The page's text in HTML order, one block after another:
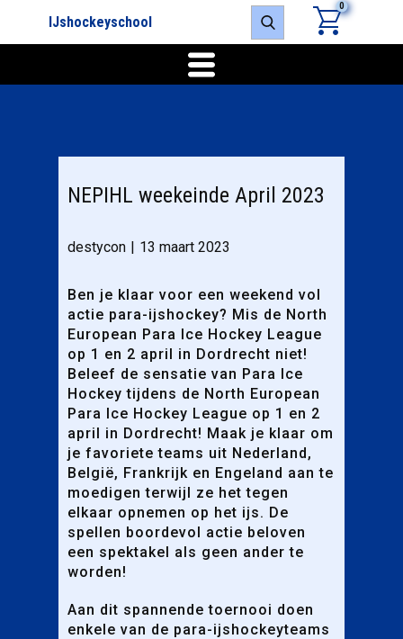
IJshockeyschool
0
NEPIHL weekeinde April 2023
destycon 13 maart 2023
Ben je klaar voor een weekend vol
actie para-ijshockey? Mis de North
European Para Ice Hockey League
op 1 en 2 april in Dordrecht niet!
Beleef de sensatie van Para Ice
Hockey tijdens de North European
Para Ice Hockey League op 1 en 2
april in Dordrecht! Maak je klaar om
je favoriete teams uit Nederland,
België, Frankrijk en Engeland aan te
moedigen terwijl ze het tegen
elkaar opnemen op het ijs. De
spellen boordevol actie beloven
een spektakel als geen ander te
worden!
Aan dit spannende toernooi doen
enkele van de para-ijshockeyteams